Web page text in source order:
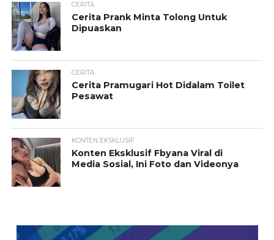
CERITA
Cerita Prank Minta Tolong Untuk
Dipuaskan
CERITA
Cerita Pramugari Hot Didalam Toilet
Pesawat
KONTEN EKSKLUSIF
Konten Eksklusif Fbyana Viral di
Media Sosial, Ini Foto dan Videonya